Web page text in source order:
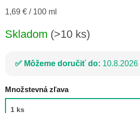
Jednotková
1,69 € / 100 ml
Skladom (>10 ks)
Môžeme doručiť do: 10.8.2026
Množstevná zľava
1 ks